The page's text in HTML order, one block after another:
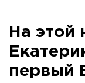
На этой
первый